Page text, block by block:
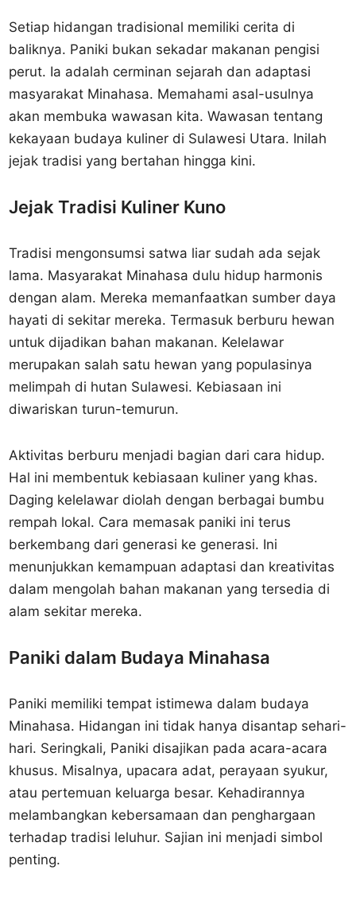
Setiap hidangan tradisional memiliki cerita di
baliknya. Paniki bukan sekadar makanan pengisi
perut. Ia adalah cerminan sejarah dan adaptasi
masyarakat Minahasa. Memahami asal-usulnya
akan membuka wawasan kita. Wawasan tentang
kekayaan budaya kuliner di Sulawesi Utara. Inilah
jejak tradisi yang bertahan hingga kini.
Jejak Tradisi Kuliner Kuno
Tradisi mengonsumsi satwa liar sudah ada sejak
lama. Masyarakat Minahasa dulu hidup harmonis
dengan alam. Mereka memanfaatkan sumber daya
hayati di sekitar mereka. Termasuk berburu hewan
untuk dijadikan bahan makanan. Kelelawar
merupakan salah satu hewan yang populasinya
melimpah di hutan Sulawesi. Kebiasaan ini
diwariskan turun-temurun.
Aktivitas berburu menjadi bagian dari cara hidup.
Hal ini membentuk kebiasaan kuliner yang khas.
Daging kelelawar diolah dengan berbagai bumbu
rempah lokal. Cara memasak paniki ini terus
berkembang dari generasi ke generasi. Ini
menunjukkan kemampuan adaptasi dan kreativitas
dalam mengolah bahan makanan yang tersedia di
alam sekitar mereka.
Paniki dalam Budaya Minahasa
Paniki memiliki tempat istimewa dalam budaya
Minahasa. Hidangan ini tidak hanya disantap sehari-
hari. Seringkali, Paniki disajikan pada acara-acara
khusus. Misalnya, upacara adat, perayaan syukur,
atau pertemuan keluarga besar. Kehadirannya
melambangkan kebersamaan dan penghargaan
terhadap tradisi leluhur. Sajian ini menjadi simbol
penting.